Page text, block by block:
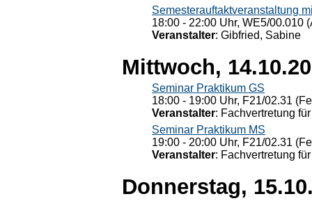
Semesterauftaktveranstaltung
18:00 - 22:00 Uhr, WE5/00.010
Veranstalter: Gibfried, Sabine
Mittwoch,
Seminar Praktikum GS
18:00 - 19:00 Uhr, F21/02.31
Veranstalter: Fachvertretung
Seminar Praktikum MS
19:00 - 20:00 Uhr, F21/02.31
Veranstalter: Fachvertretung
Donnerstag,